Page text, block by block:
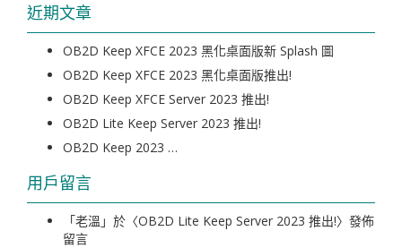
近期文章
OB2D Keep XFCE 2023 黑化桌面版新 Splash 圖
OB2D Keep XFCE 2023 黑化桌面版推出!
OB2D Keep XFCE Server 2023 推出!
OB2D Lite Keep Server 2023 推出!
OB2D Keep 2023 …
用戶留言
「老溫 」於〈OB2D Lite Keep Server 2023 推出!〉發佈
留言